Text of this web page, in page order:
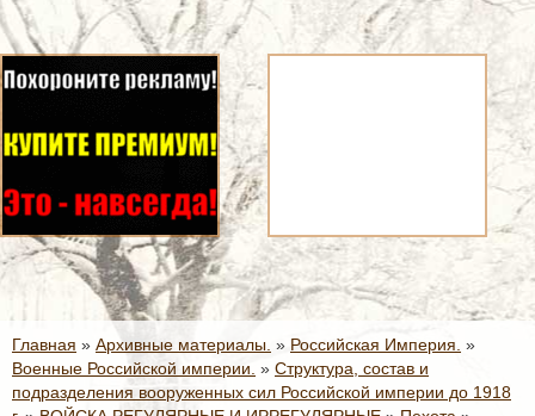
Главная » Архивные материалы. » Российская Империя. »
Военные Российской империи. » Структура, состав и
подразделения вооруженных сил Российской империи до 1918